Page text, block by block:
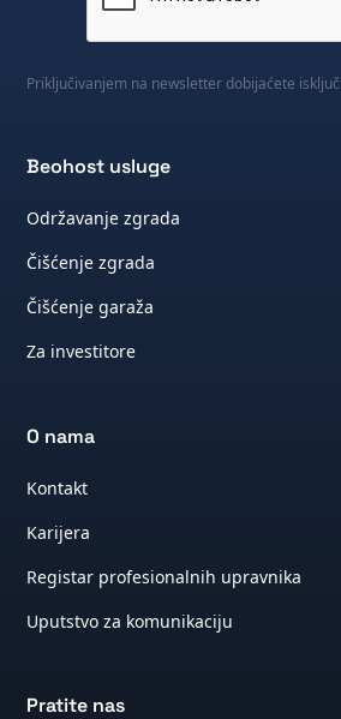
Priključivanjem na newsletter dobijaćete
Beohost usluge
Održavanje zgrada
Čišćenje zgrada
Čišćenje garaža
Za investitore
O nama
Kontakt
Karijera
Registar profesionalnih upravnika
Uputstvo za komunikaciju
Pratite nas